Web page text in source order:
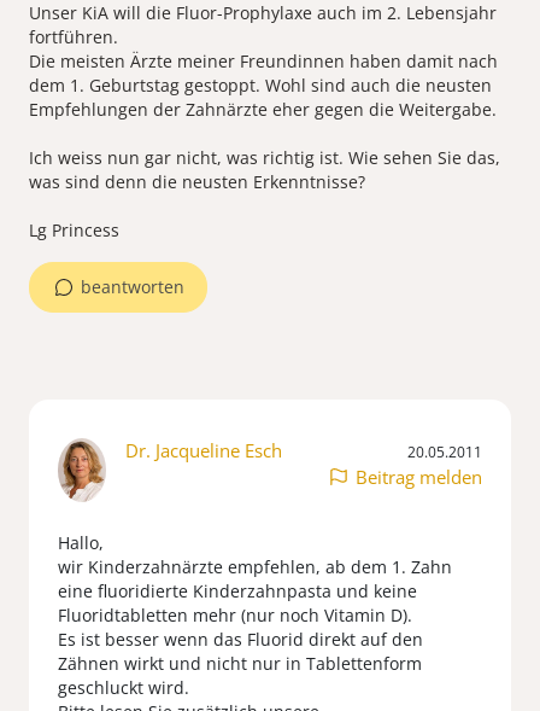
Unser KiA will die Fluor-Prophylaxe auch im 2. Lebensjahr
fortführen.
Die meisten Ärzte meiner Freundinnen haben damit nach
dem 1. Geburtstag gestoppt. Wohl sind auch die neusten
Empfehlungen der Zahnärzte eher gegen die Weitergabe.
Ich weiss nun gar nicht, was richtig ist. Wie sehen Sie das,
was sind denn die neusten Erkenntnisse?
Lg Princess
beantworten
Dr. Jacqueline Esch 20.05.2011
Beitrag melden
Hallo,
wir Kinderzahnärzte empfehlen, ab dem 1. Zahn
eine fluoridierte Kinderzahnpasta und keine
Fluoridtabletten mehr (nur noch Vitamin D).
Es ist besser wenn das Fluorid direkt auf den
Zähnen wirkt und nicht nur in Tablettenform
geschluckt wird.